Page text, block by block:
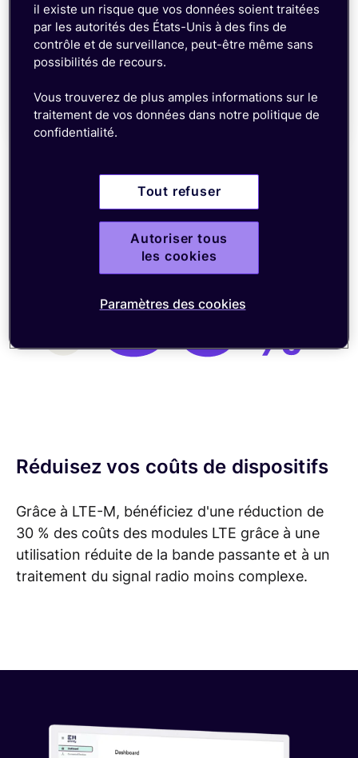
Faible latence
Le LTE-M, avec le meilleur débit parmi les
technologies LPWAN, convient à des applications
firmware des appareils.
Réduisez vos coûts de dispositifs
Grâce à LTE-M, bénéficiez d'une réduction de
30 % des coûts des modules LTE grâce à une
utilisation réduite de la bande passante et à un
traitement du signal radio moins complexe.
il existe un risque que vos données soient traitées
par les autorités des États-Unis à des fins de
contrôle et de surveillance, peut-être même sans
possibilités de recours.
Vous trouverez de plus amples informations sur le
traitement de vos données dans notre politique de
confidentialité.
Tout refuser
Autoriser tous
les cookies
Paramètres des cookies